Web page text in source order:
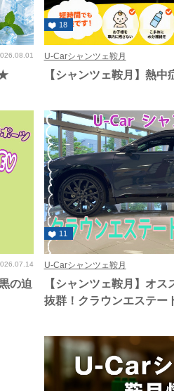
★
18
U-Carシャンツェ鞍月
【シャンツェ鞍月】熱中
の迫
11
U-Carシャンツェ鞍月
【シャンツェ鞍月】オ
抜群！クラウンエステー